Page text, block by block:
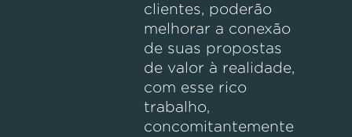
clientes, poderão
melhorar a conexão
de suas propostas
de valor à realidade,
com esse rico
trabalho,
concomitantemente